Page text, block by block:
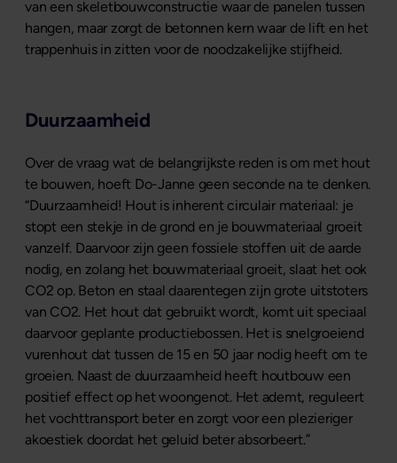
van een skeletbouwconstructie waar de panelen tussen
hangen, maar zorgt de betonnen kern waar de lift en het
trappenhuis in zitten voor de noodzakelijke stijfheid.
Duurzaamheid
Over de vraag wat de belangrijkste reden is om met hout
te bouwen, hoeft Do-Janne geen seconde na te denken.
“Duurzaamheid! Hout is inherent circulair materiaal: je
stopt een stekje in de grond en je bouwmateriaal groeit
vanzelf. Daarvoor zijn geen fossiele stoffen uit de aarde
nodig, en zolang het bouwmateriaal groeit, slaat het ook
CO2 op. Beton en staal daarentegen zijn grote uitstoters
van CO2. Het hout dat gebruikt wordt, komt uit speciaal
daarvoor geplante productiebossen. Het is snelgroeiend
vurenhout dat tussen de 15 en 50 jaar nodig heeft om te
groeien. Naast de duurzaamheid heeft houtbouw een
positief effect op het woongenot. Het ademt, reguleert
het vochttransport beter en zorgt voor een plezieriger
akoestiek doordat het geluid beter absorbeert.”